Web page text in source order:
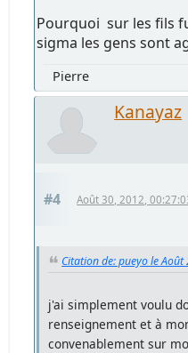
Pourquoi sur les fils
sigma les gens sont
Pierre
Kanayaz
#4 Août 30, 2012,
Citation de: pueyo le
j'ai simplement voulu
renseignement et à
convenablement sur